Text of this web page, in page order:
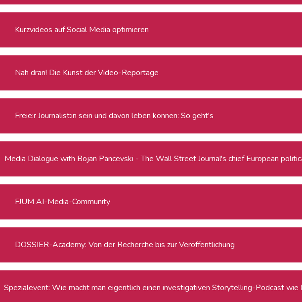
Kurzvideos auf Social Media optimieren
Nah dran! Die Kunst der Video-Reportage
Freie:r Journalist:in sein und davon leben können: So geht's
Media Dialogue with Bojan Pancevski - The Wall Street Journal's chief European
FJUM AI-Media-Community
DOSSIER-Academy: Von der Recherche bis zur Veröffentlichung
Spezialevent: Wie macht man eigentlich einen investigativen Storytelling-Podcast wie